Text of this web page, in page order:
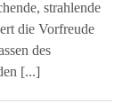
strahlende
die Vorfreude
des
[...]